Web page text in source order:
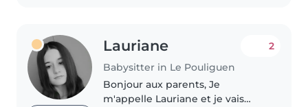
Lauriane
Babysitter in Le Pouliguen
2
Bonjour aux parents, Je
m'appelle Lauriane et je vais